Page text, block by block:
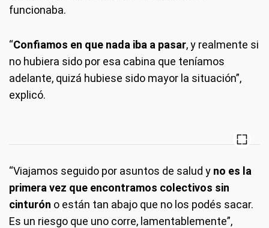
funcionaba.
“Confiamos en que nada iba a pasar, y realmente si
no hubiera sido por esa cabina que teníamos
adelante, quizá hubiese sido mayor la situación”,
explicó.
“Viajamos seguido por asuntos de salud y no es la
primera vez que encontramos colectivos sin
cinturón o están tan abajo que no los podés sacar.
Es un riesgo que uno corre, lamentablemente”,